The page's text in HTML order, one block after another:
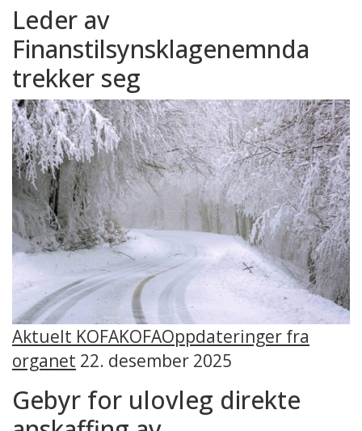
Leder av
Finanstilsynsklagenemnda
trekker seg
Aktuelt KOFAKOFAOppdateringer fra
organet 22. desember 2025
Gebyr for ulovleg direkte